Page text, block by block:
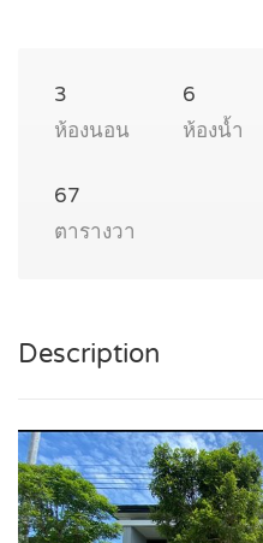
3
ห้องนอน
6
ห้องน้ำ
67
ตารางวา
Description